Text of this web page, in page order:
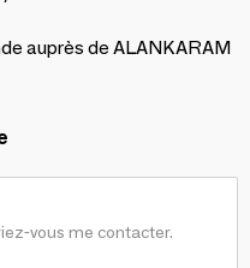
auprès de ALANKARAM